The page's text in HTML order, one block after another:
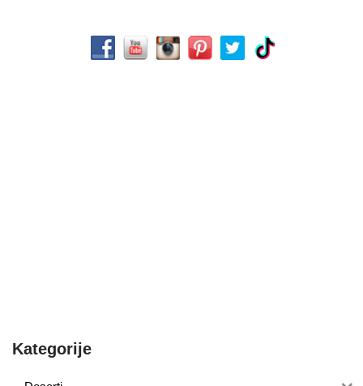
Kategorije